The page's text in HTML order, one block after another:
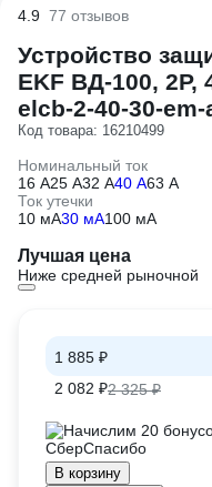
4.9 77 отзывов
Устройство
EKF ВД-100, 2P,
elcb-2-40-30-em-
Код товара: 16210499
Номинальный ток
16 А25 А32 А40 А63 А
Ток утечки
10 мА30 мА100 мА
Лучшая цена
Ниже средней рыночной
1 885 ₽
2 082 ₽2 325 ₽
Начислим 20
В корзину